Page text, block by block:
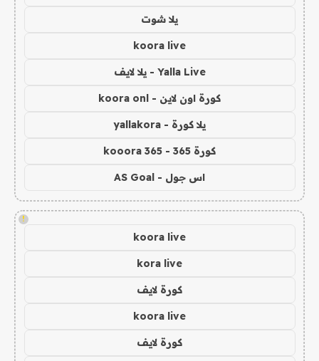
يلا شوت
koora live
Yalla Live - يلا لايف
كورة اون لاين - koora onl
يلا كورة - yallakora
كورة 365 - kooora 365
اس جول - AS Goal
!
koora live
kora live
كورة لايف
koora live
كورة لايف